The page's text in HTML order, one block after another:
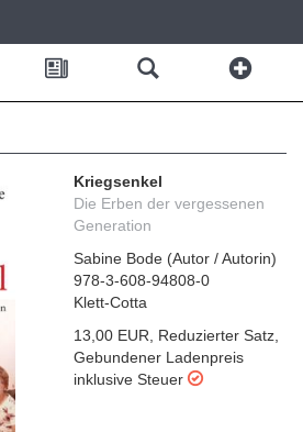
Kriegsenkel
Die Erben der vergessenen
Generation
Sabine Bode (Autor / Autorin)
978-3-608-94808-0
Klett-Cotta
13,00 EUR
Reduzierter Satz
Gebundener Ladenpreis
inklusive Steuer